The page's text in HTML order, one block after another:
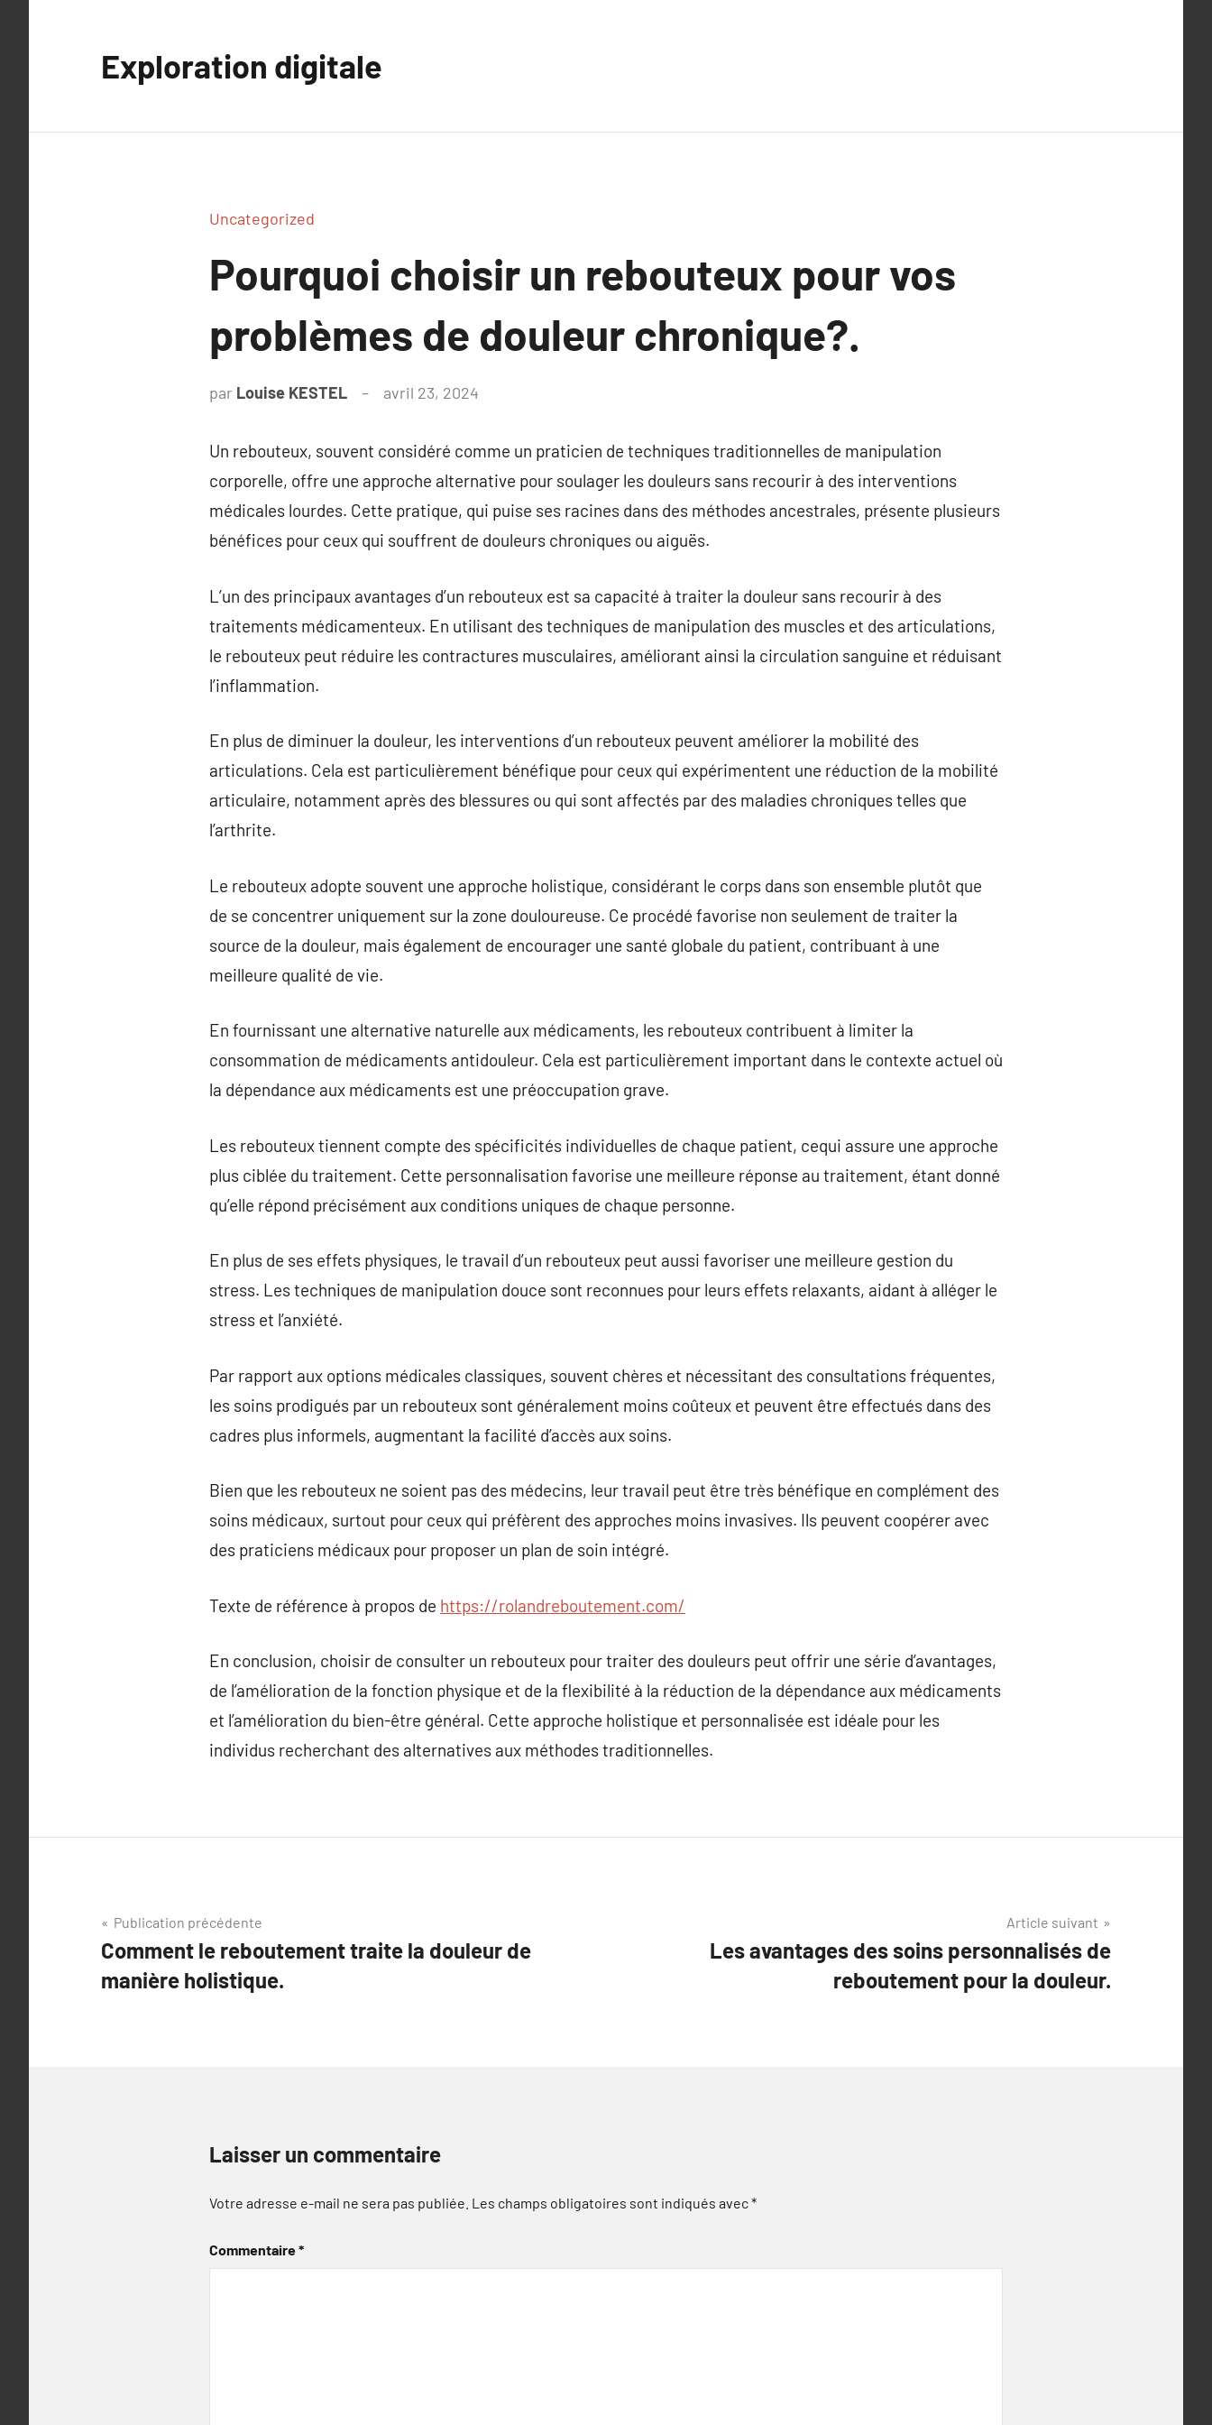
Exploration digitale
Uncategorized
Pourquoi choisir un rebouteux pour vos
problèmes de douleur chronique?.
par Louise KESTEL avril 23, 2024
Un rebouteux, souvent considéré comme un praticien de techniques traditionnelles de manipulation
corporelle, offre une approche alternative pour soulager les douleurs sans recourir à des interventions
médicales lourdes. Cette pratique, qui puise ses racines dans des méthodes ancestrales, présente plusieurs
bénéfices pour ceux qui souffrent de douleurs chroniques ou aiguës.
L’un des principaux avantages d’un rebouteux est sa capacité à traiter la douleur sans recourir à des
traitements médicamenteux. En utilisant des techniques de manipulation des muscles et des articulations,
le rebouteux peut réduire les contractures musculaires, améliorant ainsi la circulation sanguine et réduisant
l’inflammation.
En plus de diminuer la douleur, les interventions d’un rebouteux peuvent améliorer la mobilité des
articulations. Cela est particulièrement bénéfique pour ceux qui expérimentent une réduction de la mobilité
articulaire, notamment après des blessures ou qui sont affectés par des maladies chroniques telles que
l’arthrite.
Le rebouteux adopte souvent une approche holistique, considérant le corps dans son ensemble plutôt que
de se concentrer uniquement sur la zone douloureuse. Ce procédé favorise non seulement de traiter la
source de la douleur, mais également de encourager une santé globale du patient, contribuant à une
meilleure qualité de vie.
En fournissant une alternative naturelle aux médicaments, les rebouteux contribuent à limiter la
consommation de médicaments antidouleur. Cela est particulièrement important dans le contexte actuel où
la dépendance aux médicaments est une préoccupation grave.
Les rebouteux tiennent compte des spécificités individuelles de chaque patient, cequi assure une approche
plus ciblée du traitement. Cette personnalisation favorise une meilleure réponse au traitement, étant donné
qu’elle répond précisément aux conditions uniques de chaque personne.
En plus de ses effets physiques, le travail d’un rebouteux peut aussi favoriser une meilleure gestion du
stress. Les techniques de manipulation douce sont reconnues pour leurs effets relaxants, aidant à alléger le
stress et l’anxiété.
Par rapport aux options médicales classiques, souvent chères et nécessitant des consultations fréquentes,
les soins prodigués par un rebouteux sont généralement moins coûteux et peuvent être effectués dans des
cadres plus informels, augmentant la facilité d’accès aux soins.
Bien que les rebouteux ne soient pas des médecins, leur travail peut être très bénéfique en complément des
soins médicaux, surtout pour ceux qui préfèrent des approches moins invasives. Ils peuvent coopérer avec
des praticiens médicaux pour proposer un plan de soin intégré.
Texte de référence à propos de https://rolandreboutement.com/
En conclusion, choisir de consulter un rebouteux pour traiter des douleurs peut offrir une série d’avantages,
de l’amélioration de la fonction physique et de la flexibilité à la réduction de la dépendance aux médicaments
et l’amélioration du bien-être général. Cette approche holistique et personnalisée est idéale pour les
individus recherchant des alternatives aux méthodes traditionnelles.
Navigation
de
l’article
Publication précédente
Comment le reboutement traite la douleur de
manière holistique.
Article suivant
Les avantages des soins personnalisés de
reboutement pour la douleur.
Laisser un commentaire
Votre adresse e-mail ne sera pas publiée. Les champs obligatoires sont indiqués avec*
Commentaire*